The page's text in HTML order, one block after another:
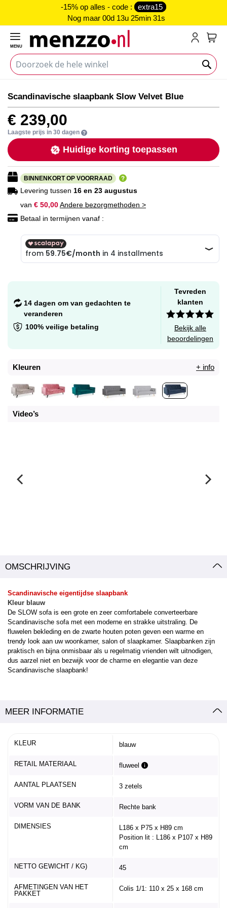
-15% op alles - code :
extra15
Nog maar 00d 13u 25min 31s
MENU
naar
het
einde
van
de
afbeeldingen-
gallerij
naar
het
begin
van
de
afbeeldingen-
gallerij
Scandinavische slaapbank Slow Velvet Blue
€ 239,00
Laagste prijs in 30 dagen
Huidige korting toepassen
BINNENKORT OP VOORRAAD
Levering tussen 16 en 23 augustus
van € 50,00Andere bezorgmethoden >
Betaal in termijnen vanaf :
14 dagen om van gedachten te
veranderen
100% veilige betaling
Tevreden
klanten
Bekijk alle
beoordelingen
Kleuren + info
Video’s
OMSCHRIJVING
Scandinavische eigentijdse slaapbank
Kleur blauw
De SLOW sofa is een grote en zeer comfortabele converteerbare
Scandinavische sofa met een moderne en strakke uitstraling. De
fluwelen bekleding en de zwarte houten poten geven een warme en
trendy look aan uw woonkamer, salon of slaapkamer. Slaapbanken zijn
praktisch en bijna onmisbaar als u regelmatig vrienden wilt uitnodigen,
dus aarzel niet en bezwijk voor de charme en elegantie van deze
Scandinavische slaapbank!
MEER INFORMATIE
KLEUR blauw
RETAIL MATERIAAL fluweel
AANTAL PLAATSEN 3 zetels
VORM VAN DE BANK Rechte bank
DIMENSIES
L186 x P75 x H89 cm
Position lit : L186 x P107 x H89
cm
NETTO GEWICHT / KG) 45
AFMETINGEN VAN HET
PAKKET
Colis 1/1: 110 x 25 x 168 cm